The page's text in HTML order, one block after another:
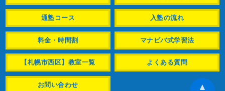
通塾コース 入塾の流れ
料金・時間割 マナビバ式学習法
【札幌市西区】教室一覧 よくある質問
お問い合わせ ▲